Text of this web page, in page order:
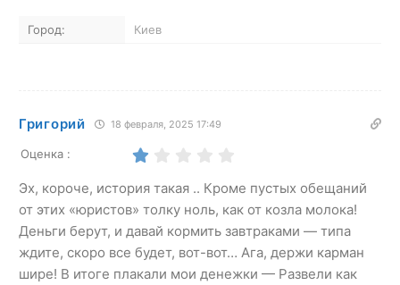
Город: Киев
Григорий 18 февраля, 2025 17:49
Оценка :
Эх, короче, история такая .. Кроме пустых обещаний
от этих «юристов» толку ноль, как от козла молока!
Деньги берут, и давай кормить завтраками — типа
ждите, скоро все будет, вот-вот… Ага, держи карман
шире! В итоге плакали мои денежки — Развели как